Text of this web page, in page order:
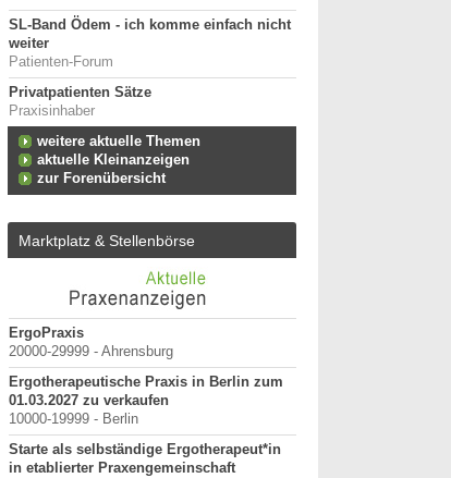
SL-Band Ödem - ich komme einfach nicht
weiter
Patienten-Forum
Privatpatienten Sätze
Praxisinhaber
weitere aktuelle Themen
aktuelle Kleinanzeigen
zur Forenübersicht
Marktplatz & Stellenbörse
ErgoPraxis
20000-29999 - Ahrensburg
Ergotherapeutische Praxis in Berlin zum
01.03.2027 zu verkaufen
10000-19999 - Berlin
Starte als selbständige Ergotherapeut*in
in etablierter Praxengemeinschaft